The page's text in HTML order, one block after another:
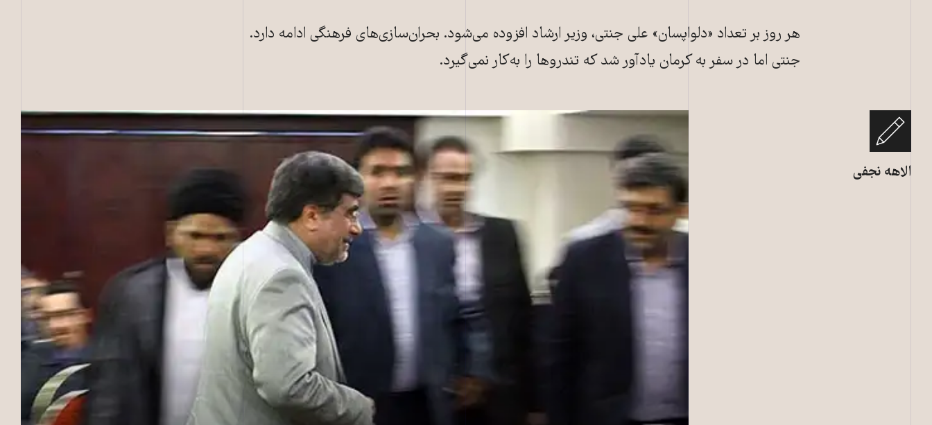
هر روز بر تعداد «دلواپسان» علی جنتی، وزیر ارشاد افزوده می‌شود. بحران‌سازی‌های فرهنگی ادامه دارد.
جنتی اما در سفر به کرمان یادآور شد که تندروها را به‌کار نمی‌گیرد.
الاهه نجفی